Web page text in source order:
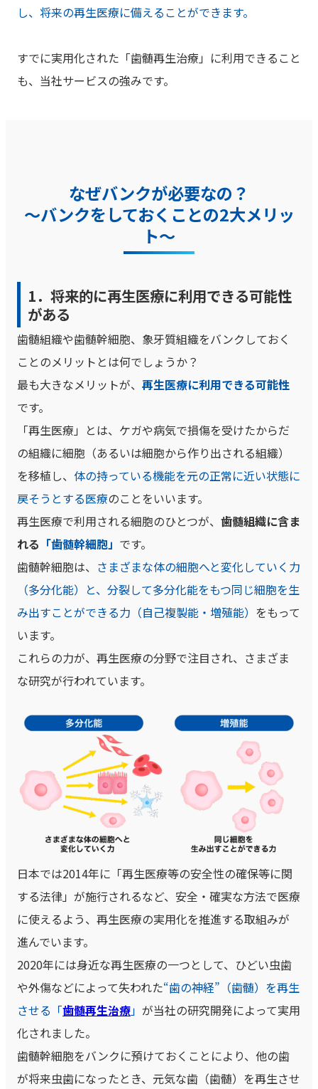
し、将来の再生医療に備えることができます。
すでに実用化された「歯髄再生治療」に利用できること
も、当社サービスの強みです。
なぜバンクが必要なの？
～バンクをしておくことの2大メリッ
ト～
1．将来的に再生医療に利用できる可能性
がある
歯髄組織や歯髄幹細胞、象牙質組織をバンクしておく
ことのメリットとは何でしょうか？
最も大きなメリットが、再生医療に利用できる可能性
です。
「再生医療」とは、ケガや病気で損傷を受けたからだ
の組織に細胞（あるいは細胞から作り出される組織）
を移植し、 体の持っている機能を元の正常に近い状態に
戻そうとする医療のことをいいます。
再生医療で利用される細胞のひとつが、歯髄組織に含ま
れる 「歯髄幹細胞」 です。
歯髄幹細胞は、 さまざまな体の細胞へと変化していく力
（多分化能）と、分裂して多分化能をもつ同じ細胞を生
み出すことができる力（自己複製能・増殖能） をもって
います。
これらの力が、再生医療の分野で注目され、さまざま
な研究が行われています。
日本では2014年に「再生医療等の安全性の確保等に関
する法律」が施行されるなど、安全・確実な方法で医療
に使えるよう、再生医療の実用化を推進する取組みが
進んでいます。
2020年には身近な再生医療の一つとして、ひどい虫歯
や外傷などによって失われた“歯の神経”（歯髄）を再生
させる「歯髄再生治療」が当社の研究開発によって実用
化されました。
歯髄幹細胞をバンクに預けておくことにより、他の歯
が将来虫歯になったとき、元気な歯（歯髄）を再生させ